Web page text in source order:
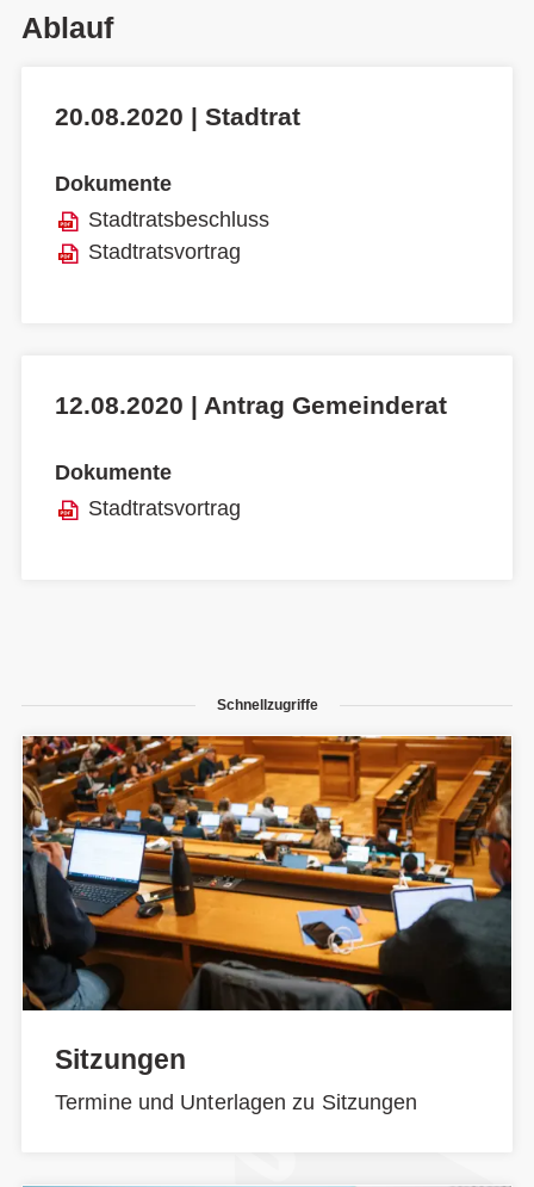
Ablauf
20.08.2020 | Stadtrat
Dokumente
Stadtratsbeschluss
Stadtratsvortrag
12.08.2020 | Antrag Gemeinderat
Dokumente
Stadtratsvortrag
Schnellzugriffe
Sitzungen
Termine und Unterlagen zu Sitzungen